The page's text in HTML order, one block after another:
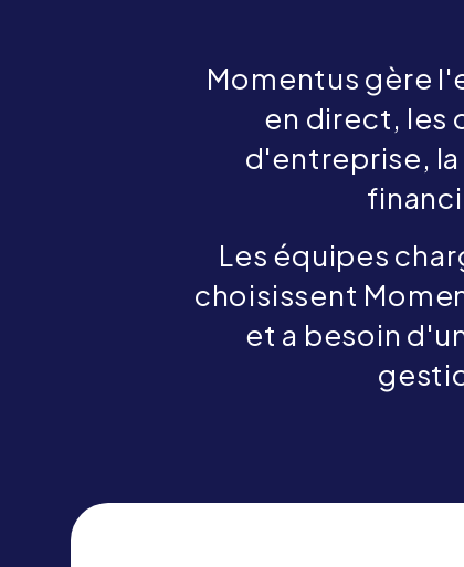
Momentus gère
en direct, les
d'entreprise,
Les équipes
choisissent
et a besoin